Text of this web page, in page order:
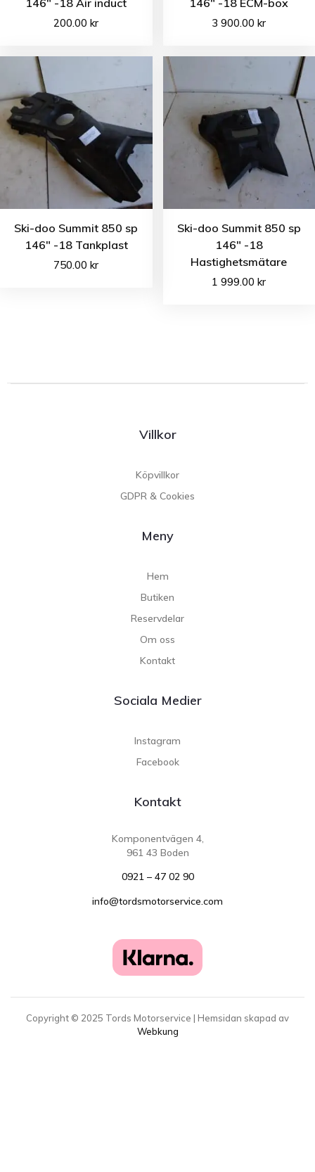
146″ -18 Air induct
200.00kr
146″ -18 ECM-box
3 900.00kr
Ski-doo Summit 850 sp
146″ -18 Tankplast
750.00kr
Ski-doo Summit 850 sp
146″ -18
Hastighetsmätare
1 999.00kr
Villkor
Köpvillkor
GDPR & Cookies
Meny
Hem
Butiken
Reservdelar
Om oss
Kontakt
Sociala Medier
Instagram
Facebook
Kontakt
Komponentvägen 4,
961 43 Boden
0921 – 47 02 90
info@tordsmotorservice.com
Copyright © 2025 Tords Motorservice | Hemsidan skapad av
Webkung